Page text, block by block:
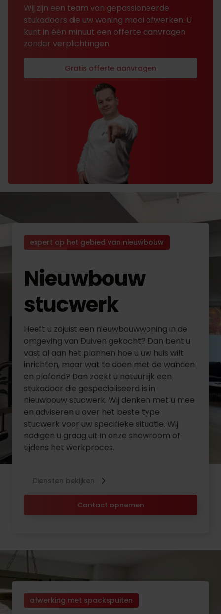
Wij zijn een team van gepassioneerde
stukadoors die uw woning mooi afwerken. U
kunt in één minuut een offerte aanvragen
zonder verplichtingen.
Gratis offerte aanvragen
expert op het gebied van nieuwbouw
Nieuwbouw
stucwerk
Heeft u zojuist een nieuwbouwwoning in de
omgeving van Duiven gekocht? Dan bent u
vast al aan het plannen hoe u uw huis wilt
inrichten, maar wat te doen met de wanden
en plafond? Dan zoekt u natuurlijk een
stukadoor die gespecialiseerd is in
nieuwbouw stucwerk. Wij denken met u mee
en adviseren u over het beste type
stucwerk voor uw specifieke situatie. Wij
nodigen u graag uit in onze showroom of
tijdens het werkproces.
Contact opnemen
Diensten bekijken
afwerking met spackspuiten